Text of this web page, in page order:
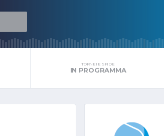
TORNEI E SFIDE
IN PROGRAMMA